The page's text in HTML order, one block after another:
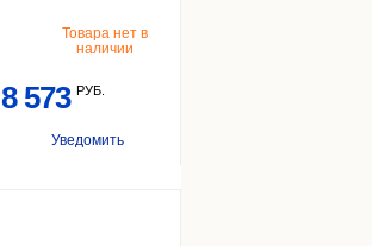
Товара нет в
наличии
8 573 РУБ.
Уведомить